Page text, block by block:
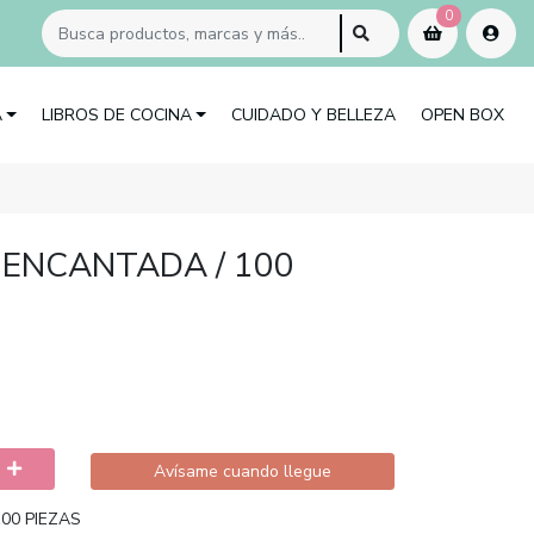
0
LIBROS DE COCINA CUIDADO Y BELLEZA OPEN BOX
/ 100
Avísame cuando llegue
PIEZAS